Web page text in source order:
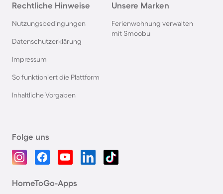
Rechtliche Hinweise
Nutzungsbedingungen
Datenschutzerklärung
Impressum
So funktioniert die Plattform
Inhaltliche Vorgaben
Unsere Marken
Ferienwohnung verwalten
mit Smoobu
Folge uns
HomeToGo-Apps